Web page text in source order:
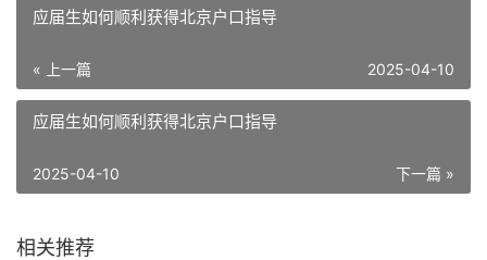
应届生如何顺利获得北京户口指导
« 上一篇 2025-04-10
应届生如何顺利获得北京户口指导
下一篇 »
2025-04-10
相关推荐